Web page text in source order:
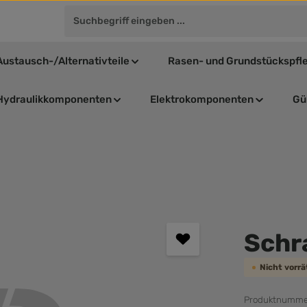
Alternativteile Rasen- und
Elektrokomponenten
Nicht